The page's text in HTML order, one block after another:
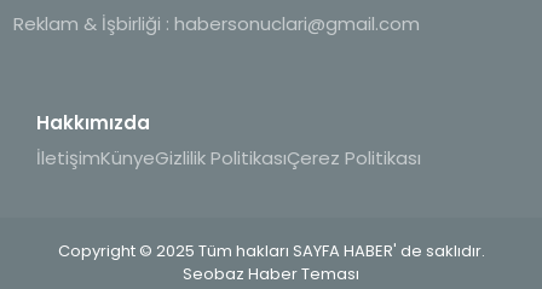
Reklam & İşbirliği : habersonuclari@gmail.com
Hakkımızda
İletişimKünyeGizlilik PolitikasıÇerez Politikası
Copyright © 2025 Tüm hakları SAYFA HABER' de saklıdır.
Seobaz Haber Teması